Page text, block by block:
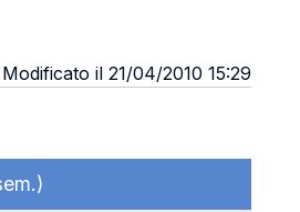
Modificato il 21/04/2010 15:29